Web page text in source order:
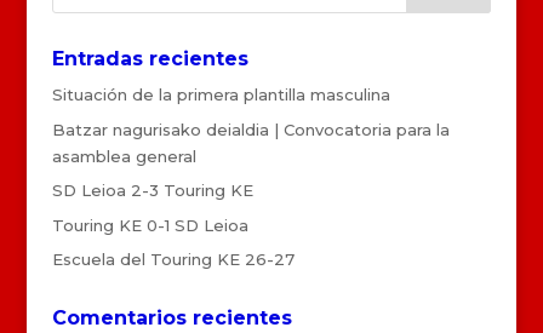
Entradas recientes
Situación de la primera plantilla masculina
Batzar nagurisako deialdia | Convocatoria para la
asamblea general
SD Leioa 2-3 Touring KE
Touring KE 0-1 SD Leioa
Escuela del Touring KE 26-27
Comentarios recientes